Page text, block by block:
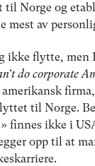
til Norge og
mest av
ikke flytte, men
do corporate
til Norge.
finnes ikke i
opp til at